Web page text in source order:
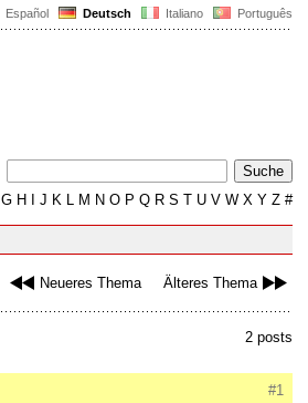
Español Deutsch Italiano Português
G H J K L M N O P Q R S T U V W X Y Z #
Neueres Thema Älteres Thema
2 posts
#1